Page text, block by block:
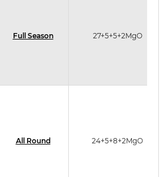
Full Season 27+5+5+2MgO
All Round 24+5+8+2MgO